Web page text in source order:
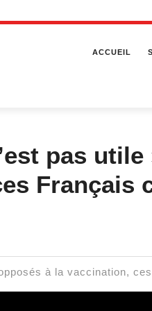
ACCUEIL
pas
Français
à la vaccination,